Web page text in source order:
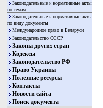
Законодательные и нормативные акты
по темам
Законодательные и нормативные акты
по виду документы
Международное право в Беларуси
Законодательство СССР
Законы других стран
Кодексы
Законодательство РФ
Право Украины
Полезные ресурсы
Контакты
Новости сайта
Поиск документа